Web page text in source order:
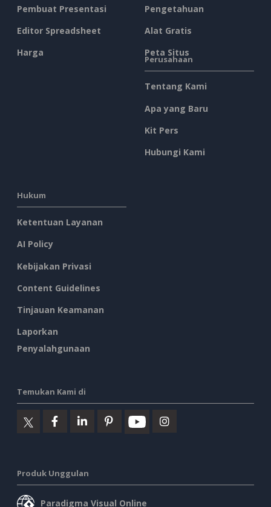
Pembuat Presentasi
Editor Spreadsheet
Harga
Pengetahuan
Alat Gratis
Peta Situs
Perusahaan
Tentang Kami
Apa yang Baru
Kit Pers
Hubungi Kami
Hukum
Ketentuan Layanan
AI Policy
Kebijakan Privasi
Content Guidelines
Tinjauan Keamanan
Laporkan
Penyalahgunaan
Temukan Kami di
Produk Unggulan
Paradigma Visual Online